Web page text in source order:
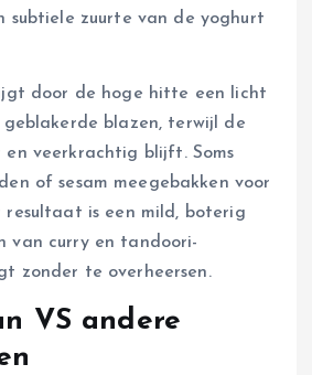
subtiele zuurte van de yoghurt
door de hoge hitte een licht
blazen, terwijl de
veerkrachtig blijft. Soms
of sesam meegebakken voor
is een mild, boterig
van curry en tandoori-
zonder te overheersen.
VS andere